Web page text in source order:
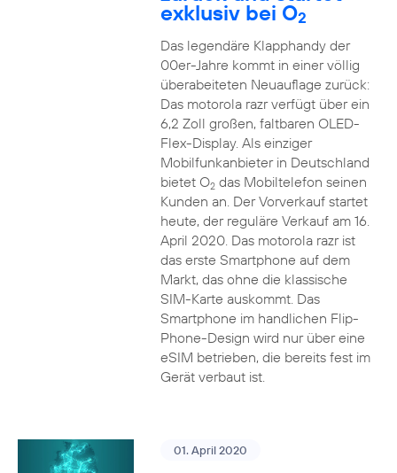
exklusiv bei O2
Das legendäre Klapphandy der
00er-Jahre kommt in einer völlig
überabeiteten Neuauflage zurück:
Das motorola razr verfügt über ein
6,2 Zoll großen, faltbaren OLED-
Flex-Display. Als einziger
Mobilfunkanbieter in Deutschland
bietet O2das Mobiltelefon seinen
Kunden an. Der Vorverkauf startet
heute, der reguläre Verkauf am 16.
April 2020. Das motorola razr ist
das erste Smartphone auf dem
Markt, das ohne die klassische
SIM-Karte auskommt. Das
Smartphone im handlichen Flip-
Phone-Design wird nur über eine
eSIM betrieben, die bereits fest im
Gerät verbaut ist.
01. April 2020